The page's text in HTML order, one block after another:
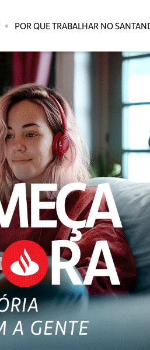
POR QUE TRABALHAR NO